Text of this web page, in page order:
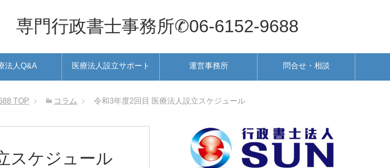
門行政書士事務所✆06-6152-9688
法人Q&A 医療法人設立サポート 運営事務所 問合せ・相談
TOP コラム 令和3年度2回目 医療法人設立スケジュール
スケジュール